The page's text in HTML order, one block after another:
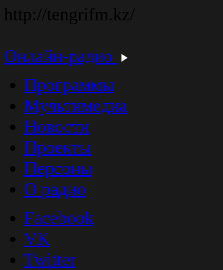
http://tengrifm.kz/
Онлайн-радио
Программы
Мультимедиа
Новости
Проекты
Персоны
О радио
Facebook
VK
Twitter